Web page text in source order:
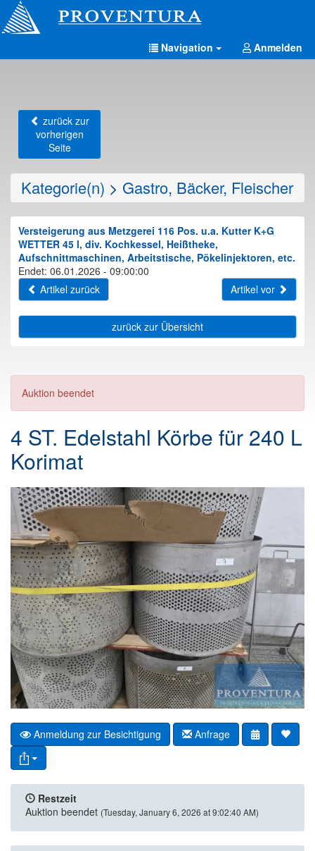
Navigation Anmelden
zurück zur
vorherigen
Seite
Kategorie(n) > Gastro, Bäcker, Fleischer
Versteigerung aus Metzgerei 116 Pos. u.a. Kutter K+G
WETTER 45 l, div. Kochkessel, Heißtheke,
Aufschnittmaschinen, Arbeitstische, Pökelinjektoren, etc.
Endet: 06.01.2026 - 09:00:00
Artikel zurück
Artikel vor
zurück zur Übersicht
Auktion beendet
4 ST. Edelstahl Körbe für 240 L
Korimat
Anmeldung zur Besichtigung Anfrage
Restzeit
Auktion beendet (Tuesday, January 6, 2026 at 9:02:40 AM)